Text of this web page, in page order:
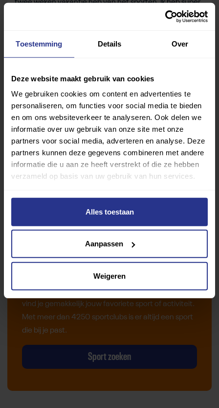
Toestemming Details Over
Deze website maakt gebruik van cookies
We gebruiken cookies om content en advertenties te
personaliseren, om functies voor social media te bieden
en om ons websiteverkeer te analyseren. Ook delen we
informatie over uw gebruik van onze site met onze
partners voor social media, adverteren en analyse. Deze
partners kunnen deze gegevens combineren met andere
informatie die u aan ze heeft verstrekt of die ze hebben
verzameld op basis van uw gebruik van hun services.
Alles toestaan
Aanpassen
Weigeren
twee weken vakantie heb van het sporten. Ik heb super
Deel dit bericht
Van atletiek tot zwemmen: met onze Sportzoeker
vind je gemakkelijk jouw favoriete sport of activiteit.
Met meer dan 4250 sportclubs is er altijd een sport
die bij je past.
Sport zoeken